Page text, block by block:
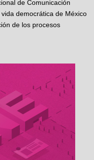
de Comunicación
democrática de México
de los procesos